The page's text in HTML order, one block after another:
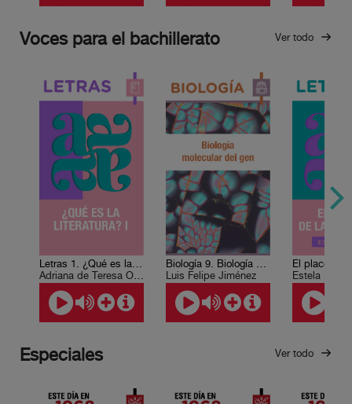
Voces para el bachillerato Ver todo
Letras 1. ¿Qué es la literatura? I
Adriana de Teresa Ochoa, Leda Rendón
Biología 9. Biología molecular del gen
Luis Felipe Jiménez
Estela Ruiz
Especiales Ver todo